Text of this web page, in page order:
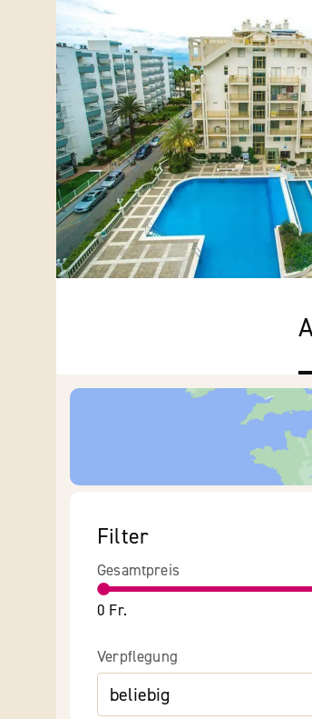
Filter
Gesamtpreis
0 Fr.
Verpflegung